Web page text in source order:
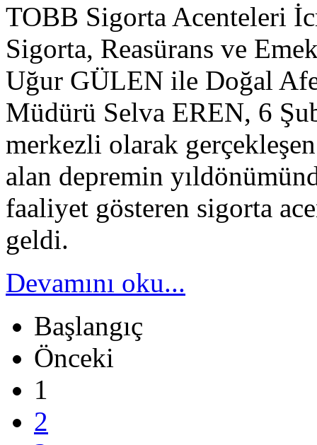
TOBB Sigorta Acenteleri
Sigorta, Reasürans ve
Uğur GÜLEN ile Doğal
Müdürü Selva EREN, 6
merkezli olarak
alan depremin
faaliyet gösteren sigorta
geldi.
Devamını oku...
Başlangıç
Önceki
1
2